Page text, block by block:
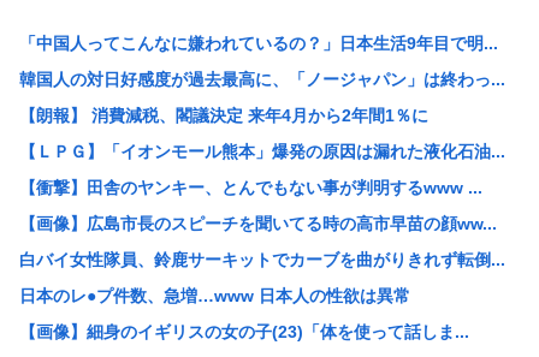
「中国人ってこんなに嫌われているの？」日本生活9年目で明...
韓国人の対日好感度が過去最高に、「ノージャパン」は終わっ...
【朗報】 消費減税、閣議決定 来年4月から2年間1％に
【ＬＰＧ】「イオンモール熊本」爆発の原因は漏れた液化石油...
【衝撃】田舎のヤンキー、とんでもない事が判明するwww ...
【画像】広島市長のスピーチを聞いてる時の高市早苗の顔ww...
白バイ女性隊員、鈴鹿サーキットでカーブを曲がりきれず転倒...
日本のレ●プ件数、急増…www 日本人の性欲は異常
【画像】細身のイギリスの女の子(23)「体を使って話しま...